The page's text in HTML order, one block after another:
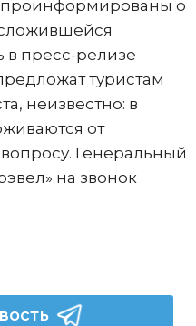
проинформированы о
в пресс-релизе
туристам
неизвестно: в
от
Генеральный
на звонок